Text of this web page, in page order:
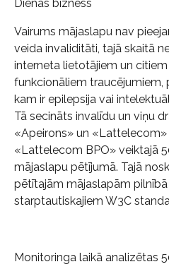
Dienas bizness
Vairums mājaslapu nav
veida invaliditāti, tajā skaitā
interneta lietotājiem un
funkcionāliem traucējumiem,
kam ir epilepsija vai
Tā secināts invalīdu un viņu
«Apeirons» un
«Lattelecom BPO» veiktajā
mājaslapu pētījumā. Tajā
pētītajām mājaslapām
starptautiskajiem W3C
Monitoringa laikā analizētas